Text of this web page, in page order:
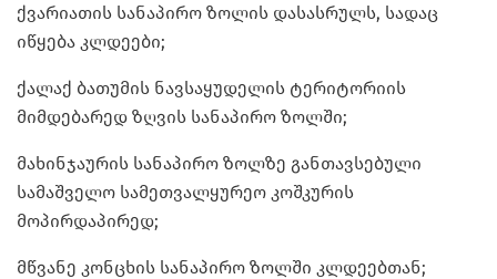
ქვარიათის სანაპირო ზოლის დასასრულს, სადაც
იწყება კლდეები;
ქალაქ ბათუმის ნავსაყუდელის ტერიტორიის
მიმდებარედ ზღვის სანაპირო ზოლში;
მახინჯაურის სანაპირო ზოლზე განთავსებული
სამაშველო სამეთვალყურეო კოშკურის
მოპირდაპირედ;
მწვანე კონცხის სანაპირო ზოლში კლდეებთან;